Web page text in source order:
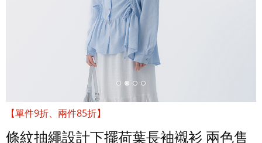
【單件9折、兩件85折】
條紋抽繩設計下擺荷葉長袖襯衫 兩色售